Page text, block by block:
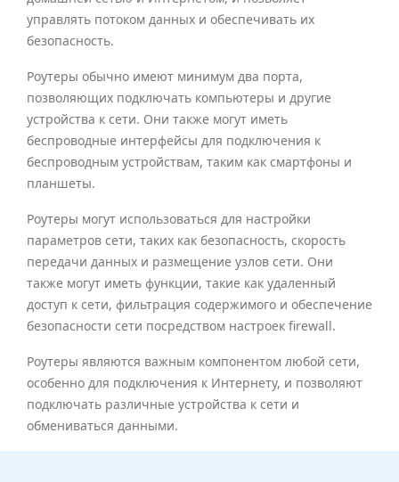
управлять потоком данных и обеспечивать их
безопасность.
Роутеры обычно имеют минимум два порта,
позволяющих подключать компьютеры и другие
устройства к сети. Они также могут иметь
беспроводные интерфейсы для подключения к
беспроводным устройствам, таким как смартфоны и
планшеты.
Роутеры могут использоваться для настройки
параметров сети, таких как безопасность, скорость
передачи данных и размещение узлов сети. Они
также могут иметь функции, такие как удаленный
доступ к сети, фильтрация содержимого и обеспечение
безопасности сети посредством настроек firewall.
Роутеры являются важным компонентом любой сети,
особенно для подключения к Интернету, и позволяют
подключать различные устройства к сети и
обмениваться данными.